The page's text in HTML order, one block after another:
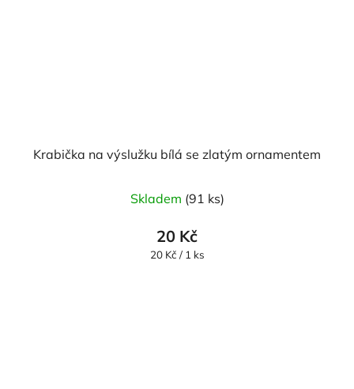
Krabička na výslužku bílá se zlatým ornamentem
Skladem (91 ks)
20 Kč
Měrná
20 Kč / 1 ks